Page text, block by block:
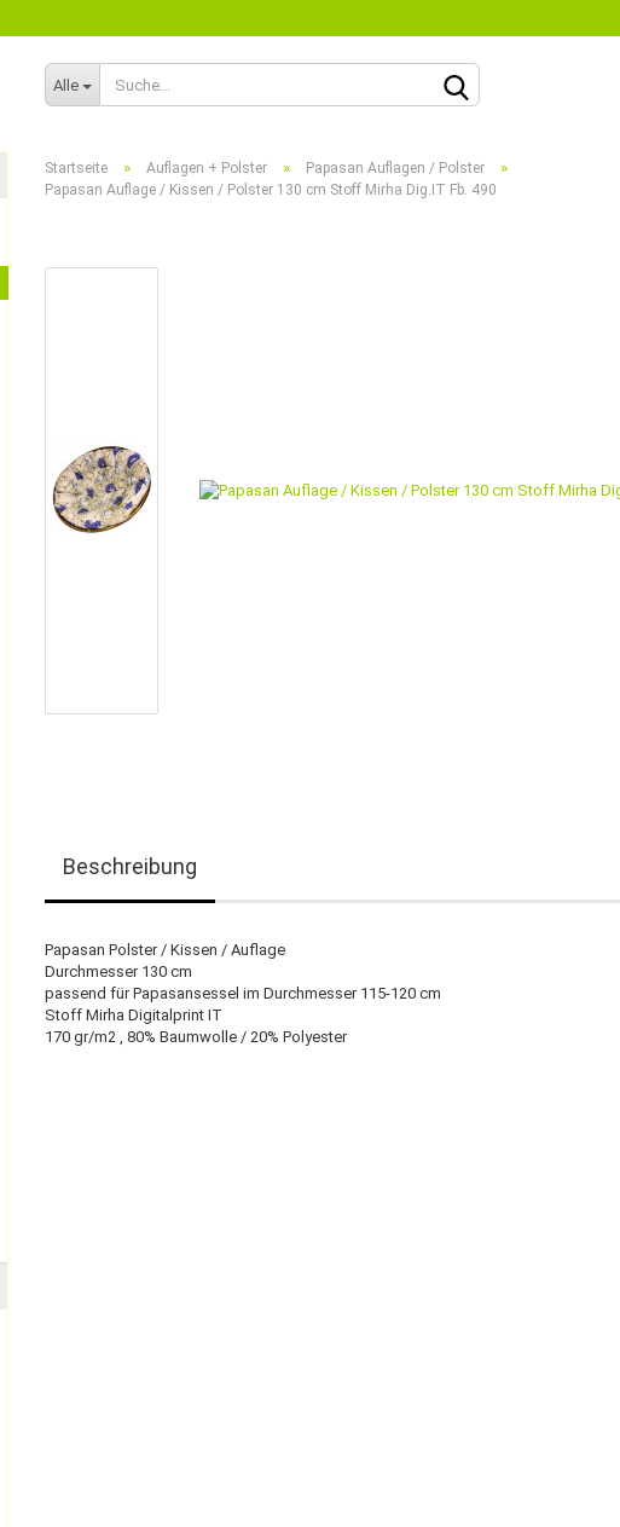
Lieferland
Alle
Startseite » Auflagen + Polster » Papasan Auflagen / Polster »
Papasan Auflage / Kissen / Polster 130 cm Stoff Mirha Dig.IT Fb. 490
Beschreibung
Papasan Polster / Kissen / Auflage
Durchmesser 130 cm
passend für Papasansessel im Durchmesser 115-120 cm
Stoff Mirha Digitalprint IT
170 gr/m2 , 80% Baumwolle / 20% Polyester